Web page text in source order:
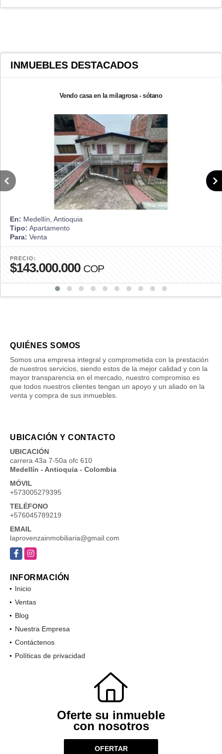
INMUEBLES DESTACADOS
Vendo casa en la milagrosa - sótano
En: Medellín, Antioquia
Tipo: Apartamento
Para: Venta
PRECIO:
$143.000.000 COP
QUIÉNES SOMOS
Somos una empresa integral y comprometida con la prestación
de nuestros servicios, siendo estos de la mejor calidad y con la
mayor transparencia en el mercado, nuestro compromiso es
que todos nuestros clientes tengan un apoyo y un aliado en la
venta y compra de sus inmuebles.
UBICACIÓN Y CONTACTO
UBICACIÓN
carrera 43a 7-50a ofc 610
Medellín - Antioquia - Colombia
MÓVIL
+573005279395
TELÉFONO
+576045789219
EMAIL
laprovenzainmobiliaria@gmail.com
FacebookInstagram
INFORMACIÓN
Inicio
Ventas
Blog
Nuestra Empresa
Contáctenos
Políticas de privacidad
Oferte su inmueble
con nosotros
OFERTAR